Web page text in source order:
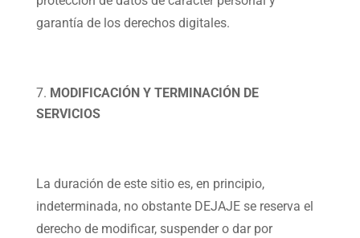
garantía de los derechos digitales.
MODIFICACIÓN Y TERMINACIÓN DE
SERVICIOS
La duración de este sitio es, en principio,
indeterminada, no obstante DEJAJE se reserva el
derecho de modificar, suspender o dar por